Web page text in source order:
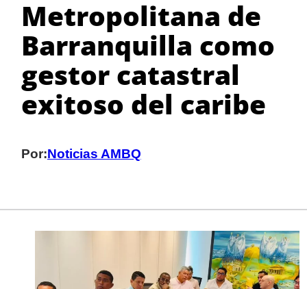
Metropolitana de
Barranquilla como
gestor catastral
exitoso del caribe
Por:Noticias AMBQ